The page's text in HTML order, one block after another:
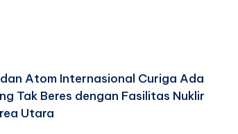
Atom Internasional Curiga Ada
Tak Beres dengan Fasilitas Nuklir
Utara